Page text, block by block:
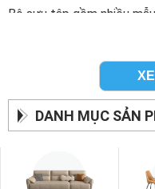
Bộ sưu tập gồm nhiều
Một chiếc bàn thông
còn là cách để bạn tạo
nhớ.
zSofa – Bàn ăn tiện lợi,
Dùng là mê.
DANH MỤC SẢN